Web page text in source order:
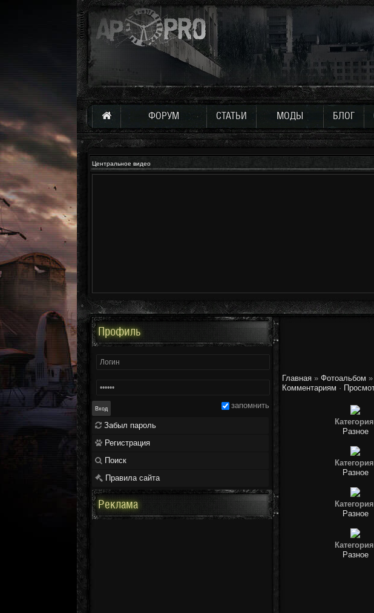
ФОРУМ СТАТЬИ МОДЫ БЛОГ
Центральное видео
Главная » Фотоальбом »
Комментариям ·
Разное
Разное
Разное
Разное
Профиль
запомнить
Забыл пароль
Регистрация
Поиск
Правила сайта
Реклама